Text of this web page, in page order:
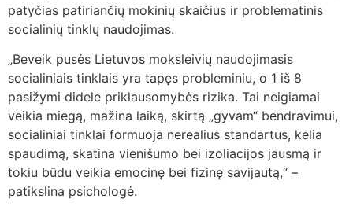
patyčias patiriančių mokinių skaičius ir problematinis
socialinių tinklų naudojimas.
„Beveik pusės Lietuvos moksleivių naudojimasis
socialiniais tinklais yra tapęs probleminiu, o 1 iš 8
pasižymi didele priklausomybės rizika. Tai neigiamai
veikia miegą, mažina laiką, skirtą „gyvam“ bendravimui,
socialiniai tinklai formuoja nerealius standartus, kelia
spaudimą, skatina vienišumo bei izoliacijos jausmą ir
tokiu būdu veikia emocinę bei fizinę savijautą,“ –
patikslina psichologė.